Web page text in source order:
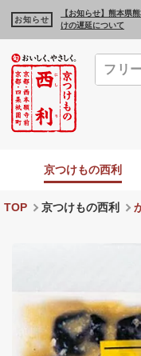
お知らせ
【お知らせ】熊本県
けの遅延について
京つけもの西利
TOP 京つけもの西利